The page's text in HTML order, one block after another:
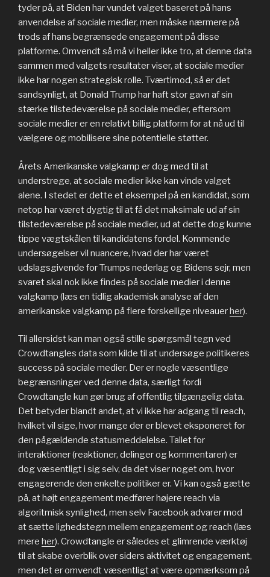
tyder på, at Biden har vundet valget baseret på hans
anvendelse af sociale medier, men måske nærmere på
trods af hans begrænsede engagement på disse
platforme. Omvendt så må vi heller ikke tro, at denne data
sammen med valgets resultater viser, at sociale medier
ikke har nogen strategisk rolle. Tværtimod, så er det
sandsynligt, at Donald Trump har haft stor gavn af sin
stærke tilstedeværelse på sociale medier, eftersom
sociale medier er en relativt billig platform for at nå ud til
vælgere og mobilisere sine potentielle støtter.
Årets Amerikanske valgkamp er dog med til at
understrege, at sociale medier ikke kan vinde valget
alene. I stedet er dette et eksempel på en kandidat, som
netop har været dygtig til at få det maksimale ud af sin
tilstedeværelse på sociale medier, ud at dette dog kunne
tippe vægtskålen til kandidatens fordel. Kommende
undersøgelser vil nuancere, hvad der har været
udslagsgivende for Trumps nederlag og Bidens sejr, men
svaret skal nok ikke findes på sociale medier i denne
valgkamp (læs en tidlig akademisk analyse af den
amerikanske valgkamp på flere forskellige niveauerher).
Til allersidst kan man også stille spørgsmål tegn ved
Crowdtangles data som kilde til at undersøge politikeres
success på sociale medier. Der er nogle væsentlige
begrænsninger ved denne data, særligt fordi
Crowdtangle kun gør brug af offentlig tilgængelig data.
Det betyder blandt andet, at vi ikke har adgang til reach,
hvilket vil sige, hvor mange der er blevet eksponeret for
den pågældende statusmeddelelse. Tallet for
interaktioner (reaktioner, delinger og kommentarer) er
dog væsentligt i sig selv, da det viser noget om, hvor
engagerende den enkelte politiker er. Vi kan også gætte
på, at højt engagement medfører højere reach via
algoritmisk synlighed, men selv Facebook advarer mod
at sætte lighedstegn mellem engagement og reach (læs
mere her). Crowdtangle er således et glimrende værktøj
til at skabe overblik over siders aktivitet og engagement,
men det er omvendt væsentligt at være opmærksom på